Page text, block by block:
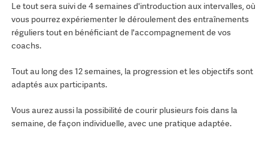
Le tout sera suivi de 4 semaines d'introduction aux intervalles, où
vous pourrez expériementer le déroulement des entraînements
réguliers tout en bénéficiant de l'accompagnement de vos
coachs.
Tout au long des 12 semaines, la progression et les objectifs sont
adaptés aux participants.
Vous aurez aussi la possibilité de courir plusieurs fois dans la
semaine, de façon individuelle, avec une pratique adaptée.